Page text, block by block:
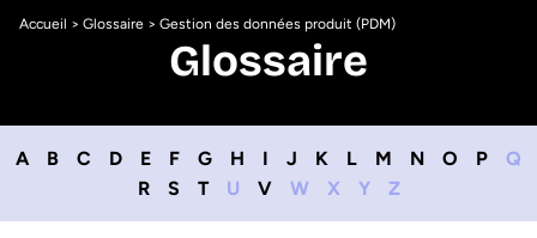
Accueil > Glossaire > Gestion des données produit (PDM)
Glossaire
A B C D E F G H I J K L M N O P
Q
R
S T U V W X Y Z